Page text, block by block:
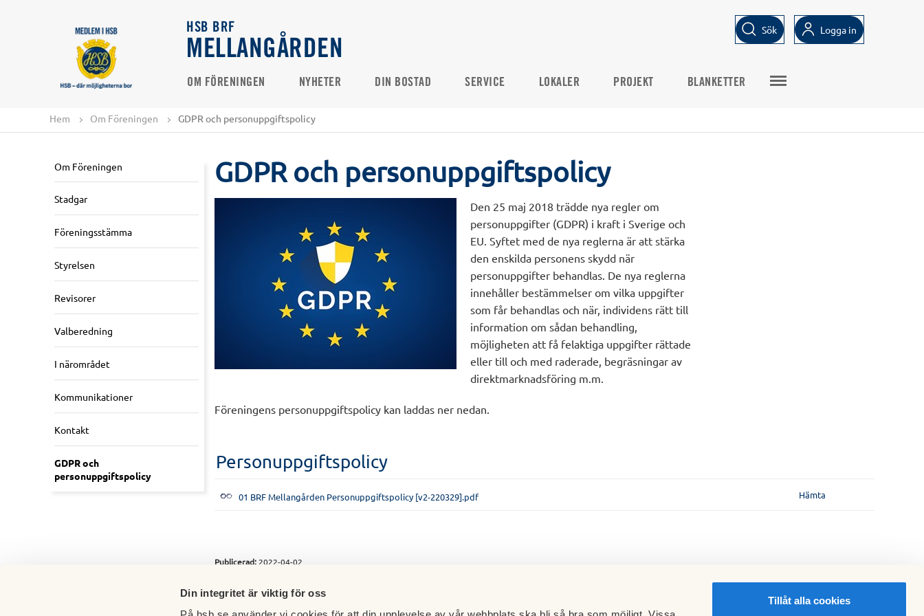
Din integritet är viktig för oss
Tillåt alla cookies
HSB BRF
MELLANGÅRDEN
Sök Logga in
OM FÖRENINGEN NYHETER DIN BOSTAD SERVICE LOKALER PROJEKT BLANKETTER
Hem Om Föreningen GDPR och personuppgiftspolicy
Om Föreningen
Stadgar
Föreningsstämma
Styrelsen
Revisorer
Valberedning
I närområdet
Kommunikationer
Kontakt
GDPR och
personuppgiftspolicy
GDPR och personuppgiftspolicy
Den 25 maj 2018 trädde nya regler om
personuppgifter (GDPR) i kraft i Sverige och
EU. Syftet med de nya reglerna är att stärka
den enskilda personens skydd när
personuppgifter behandlas. De nya reglerna
innehåller bestämmelser om vilka uppgifter
som får behandlas och när, individens rätt till
information om sådan behandling,
möjligheten att få felaktiga uppgifter rättade
eller till och med raderade, begräsningar av
direktmarknadsföring m.m.
Föreningens personuppgiftspolicy kan laddas ner nedan.
Personuppgiftspolicy
01 BRF Mellangården Personuppgiftspolicy [v2-220329].pdf Hämta
Publicerad: 2022-04-02
Sidansvarig:
Thomas Kosmidis